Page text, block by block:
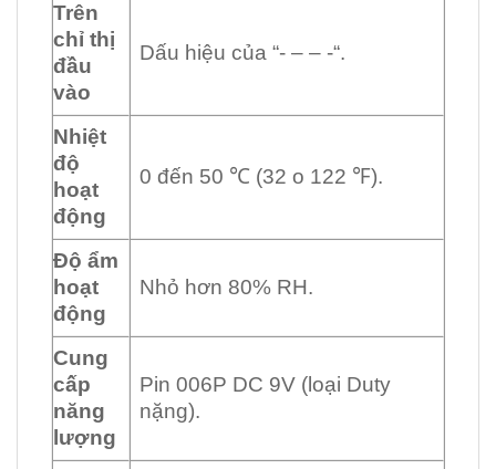
Trên
chỉ thị
đầu
vào
Dấu hiệu của “- – – -“.
Nhiệt
độ
hoạt
động
0 đến 50 ℃ (32 o 122 ℉).
Độ ẩm
hoạt
động
Nhỏ hơn 80% RH.
Cung
cấp
năng
lượng
Pin 006P DC 9V (loại Duty
nặng).